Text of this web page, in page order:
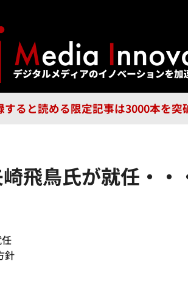
ると読める限定記事は3000本を突
広告 企業 特集
飛鳥氏が就任・
針